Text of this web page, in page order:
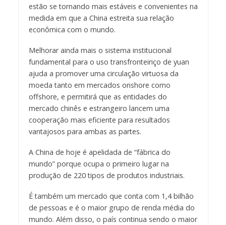
estão se tornando mais estáveis e convenientes na
medida em que a China estreita sua relação
econômica com o mundo.
Melhorar ainda mais o sistema institucional
fundamental para o uso transfronteiriço de yuan
ajuda a promover uma circulação virtuosa da
moeda tanto em mercados onshore como
offshore, e permitirá que as entidades do
mercado chinês e estrangeiro lancem uma
cooperação mais eficiente para resultados
vantajosos para ambas as partes.
A China de hoje é apelidada de “fábrica do
mundo” porque ocupa o primeiro lugar na
produção de 220 tipos de produtos industriais.
É também um mercado que conta com 1,4 bilhão
de pessoas e é o maior grupo de renda média do
mundo. Além disso, o país continua sendo o maior